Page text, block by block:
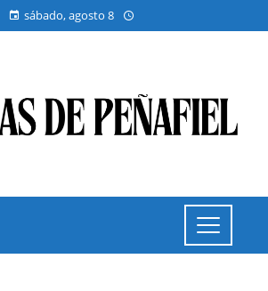
sábado, agosto 8